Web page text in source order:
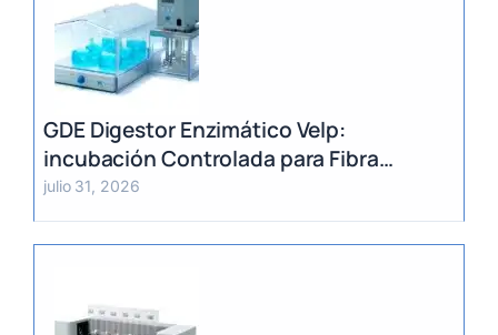
GDE Digestor Enzimático Velp:
incubación Controlada para Fibra
Dietética (AOAC)
julio 31, 2026